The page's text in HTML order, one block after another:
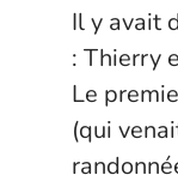
Il y avait
: Thierry
Le
(qui